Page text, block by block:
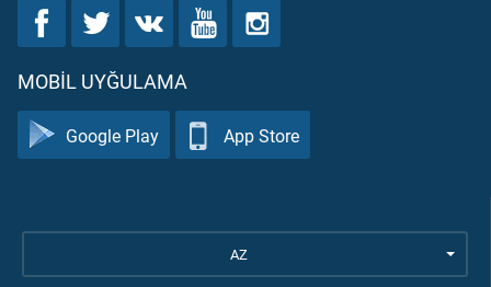
MOBIL UYĞULAMA
Google Play App Store
AZ